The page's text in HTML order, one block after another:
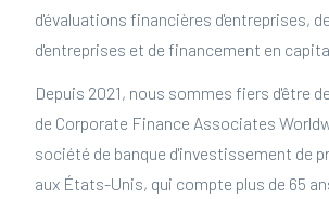
d'évaluations financières d'entreprises,
d'entreprises et de financement en
Depuis 2021, nous sommes fiers d'être
de Corporate Finance Associates
société de banque d'investissement de
aux États-Unis, qui compte plus de 65